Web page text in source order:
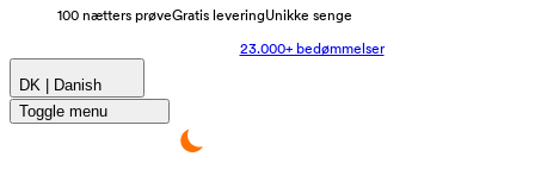
100 nætters prøveGratis leveringUnikke senge
23.000+ bedømmelser
DK | Danish
Toggle menu